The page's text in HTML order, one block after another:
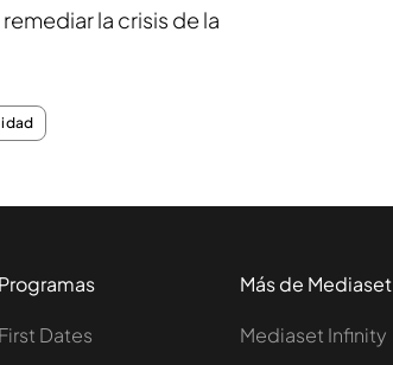
la crisis de la
Programas
First Dates
Más de Mediaset
Mediaset Infinity